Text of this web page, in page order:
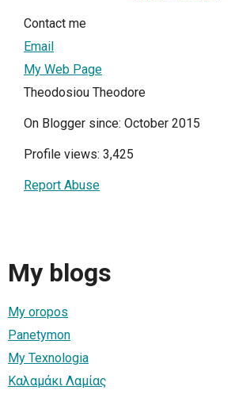
Contact me
Email
My Web Page
Theodosiou Theodore
On Blogger since: October 2015
Profile views: 3,425
Report Abuse
My blogs
My oropos
Panetymon
My Texnologia
Καλαμάκι Λαμίας